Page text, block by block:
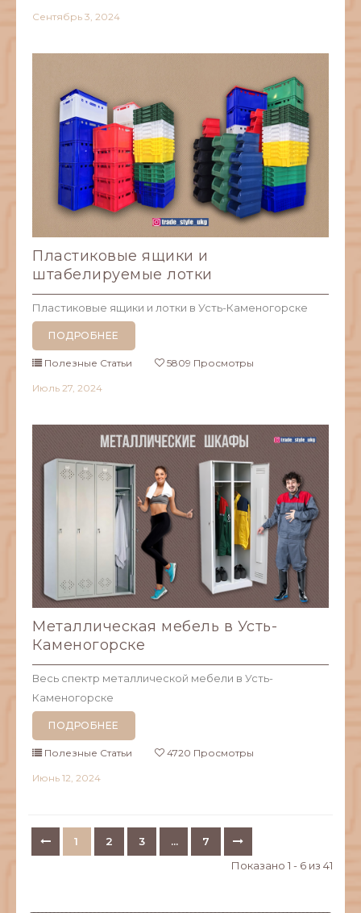
Сентябрь 3, 2024
Пластиковые ящики и
штабелируемые лотки
Пластиковые ящики и лотки в Усть-Каменогорске
ПОДРОБНЕЕ
Полезные Статьи 5809 Просмотры
Июль 27, 2024
Металлическая мебель в Усть-
Каменогорске
Весь спектр металлической мебели в Усть-
Каменогорске
ПОДРОБНЕЕ
Полезные Статьи 4720 Просмотры
Июнь 12, 2024
1 2 3 ...
7
Показано 1 - 6 из 41